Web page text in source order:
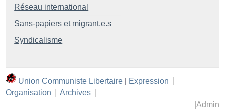
Réseau international
Sans-papiers et migrant.e.s
Syndicalisme
Union Communiste Libertaire | Expression
Organisation
Archives
Admin